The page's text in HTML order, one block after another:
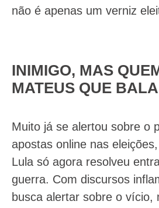
não é apenas um verniz
INIMIGO, MAS
MATEUS QUE
Muito já se alertou sobre o
apostas online nas
Lula só agora resolveu
guerra. Com discursos
busca alertar sobre o vício,